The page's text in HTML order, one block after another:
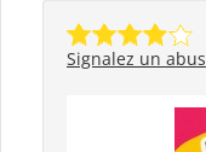
Signalez un abus